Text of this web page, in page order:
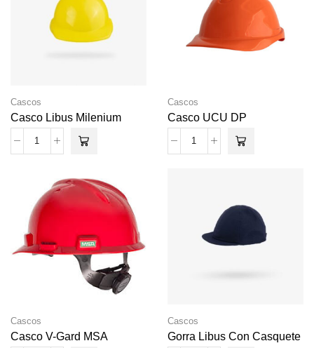
Cascos
Casco Libus Milenium
Cascos
Casco UCU DP
Cascos
Casco V-Gard MSA
Cascos
Gorra Libus Con Casquete